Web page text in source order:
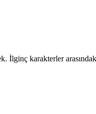
İlginç karakterler